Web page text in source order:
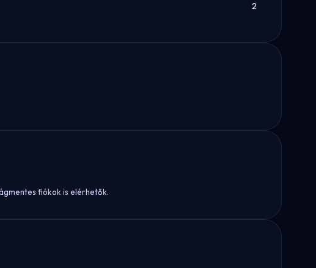
2
fiókok is elérhetők.